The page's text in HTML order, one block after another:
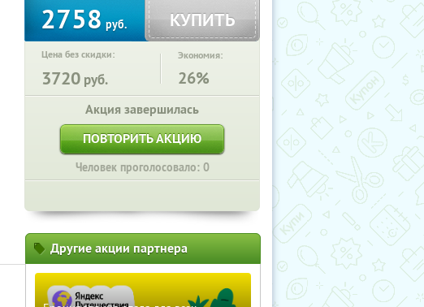
2758руб. КУПИТЬ
Цена без скидки:
3720 руб.
Экономия:
26%
Акция завершилась
ПОВТОРИТЬ АКЦИЮ
Человек проголосовало: 0
Другие акции партнера